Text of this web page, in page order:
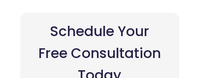
Schedule Your
Free Consultation